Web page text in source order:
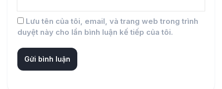
Lưu tên của tôi, email, và trang web trong trình
duyệt này cho lần bình luận kế tiếp của tôi.